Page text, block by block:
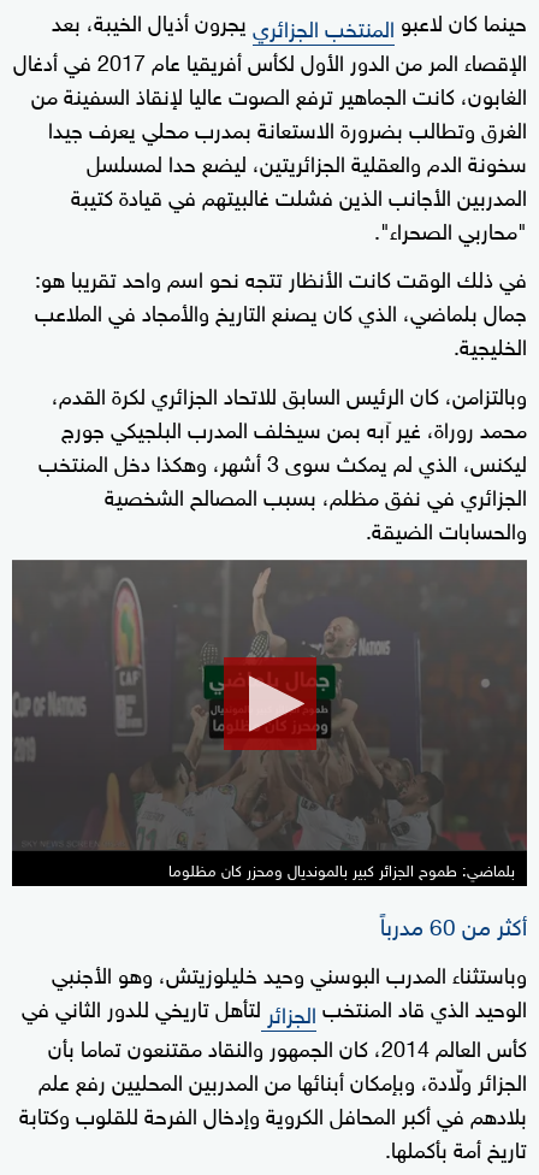
حينما كان لاعبو المنتخب الجزائرييجرون أذيال الخيبة، بعد
الإقصاء المر من الدور الأول لكأس أفريقيا عام 2017 في أدغال
الغابون، كانت الجماهير ترفع الصوت عاليا لإنقاذ السفينة من
الغرق وتطالب بضرورة الاستعانة بمدرب محلي يعرف جيدا
سخونة الدم والعقلية الجزائريتين، ليضع حدا لمسلسل
المدربين الأجانب الذين فشلت غالبيتهم في قيادة كتيبة
"محاربي الصحراء".
في ذلك الوقت كانت الأنظار تتجه نحو اسم واحد تقريبا هو:
جمال بلماضي، الذي كان يصنع التاريخ والأمجاد في الملاعب
الخليجية.
وبالتزامن، كان الرئيس السابق للاتحاد الجزائري لكرة القدم،
محمد روراة، غير آبه بمن سيخلف المدرب البلجيكي جورج
ليكنس، الذي لم يمكث سوى 3 أشهر، وهكذا دخل المنتخب
الجزائري في نفق مظلم، بسبب المصالح الشخصية
والحسابات الضيقة.
minutes,
59
seconds
بلماضي: طموح الجزائر كبير بالمونديال ومحزر كان مظلوما
أكثر من 60 مدرباً
وباستثناء المدرب البوسني وحيد خليلوزيتش، وهو الأجنبي
الوحيد الذي قاد المنتخبالجزائر لتأهل تاريخي للدور الثاني في
كأس العالم 2014، كان الجمهور والنقاد مقتنعون تماما بأن
الجزائر ولّادة، وبإمكان أبنائها من المدربين المحليين رفع علم
بلادهم في أكبر المحافل الكروية وإدخال الفرحة للقلوب وكتابة
تاريخ أمة بأكملها.